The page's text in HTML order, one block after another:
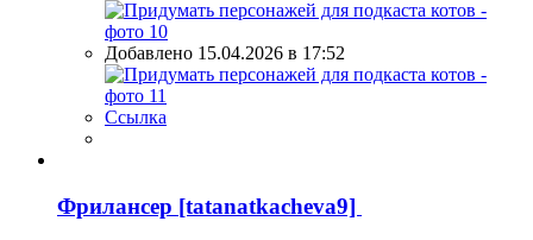
Добавлено 15.04.2026 в 17:52
Ссылка
Фрилансер [tatanatkacheva9]